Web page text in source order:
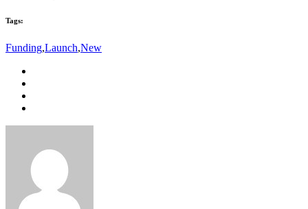
Tags:
Funding,Launch,New